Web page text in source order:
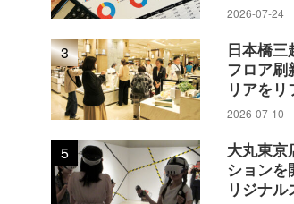
2026-07-24
3
日本橋三
フロア
リアをリ
2026-07-10
5
大丸東京
ション
リジナ